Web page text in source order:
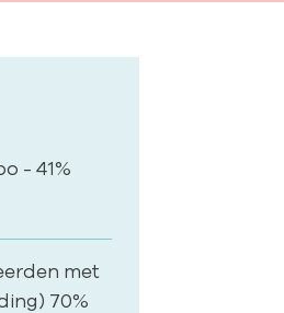
- 41%
met
70%